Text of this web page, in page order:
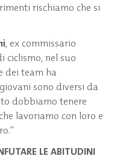
rischiamo che si
, ex commissario
ciclismo, nel suo
dei team ha
sono diversi da
dobbiamo tenere
lavoriamo con loro e
LE ABITUDINI